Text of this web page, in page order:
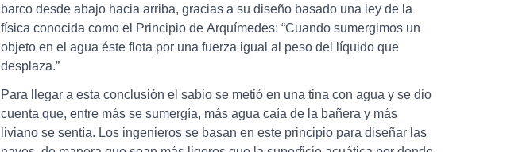
barco desde abajo hacia arriba, gracias a su diseño basado una ley de la
física conocida como el Principio de Arquímedes: “Cuando sumergimos un
objeto en el agua éste flota por una fuerza igual al peso del líquido que
desplaza.”
Para llegar a esta conclusión el sabio se metió en una tina con agua y se dio
cuenta que, entre más se sumergía, más agua caía de la bañera y más
liviano se sentía. Los ingenieros se basan en este principio para diseñar las